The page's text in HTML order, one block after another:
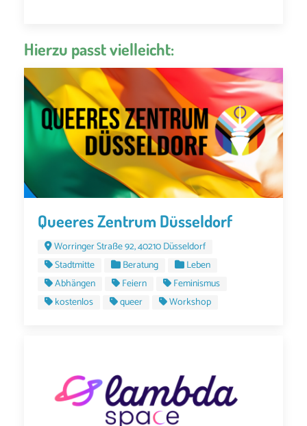
Hierzu passt vielleicht:
Queeres Zentrum Düsseldorf
Worringer Straße 92, 40210 Düsseldorf
Stadtmitte
Beratung
Leben
Abhängen
Feiern
Feminismus
kostenlos
queer Workshop